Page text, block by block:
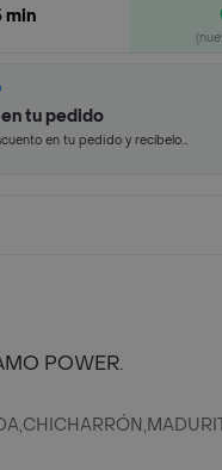
min
tu pedido
en tu pedido y recíbelo
POWER.
Y QUESO AMARILLO